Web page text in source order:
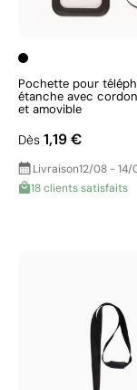
Pochette pour
étanche avec
et amovible
Dès 1,19 €
Livraison12/08 - 14/
18 clients satisfaits